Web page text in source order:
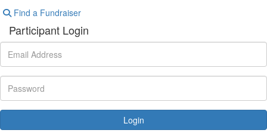
Find a Fundraiser
Participant Login
Login